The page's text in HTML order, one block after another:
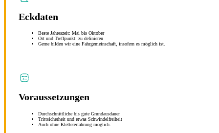
Eckdaten
Beste Jahreszeit: Mai bis Oktober
Ort und Treffpunkt: zu definieren
Gerne bilden wir eine Fahrgemeinschaft, insofern es möglich ist.
Voraussetzungen
Durchschnittliche bis gute Grundausdauer
Trittsicherheit und etwas Schwindelfreiheit
Auch ohne Klettererfahrung möglich.